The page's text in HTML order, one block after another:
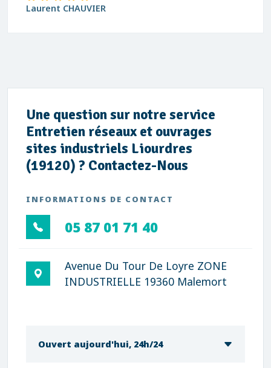
david Blanchard
Une question sur notre service
Entretien réseaux et ouvrages
sites industriels Liourdres
(19120) ? Contactez-Nous
INFORMATIONS DE CONTACT
05 87 01 71 40
Avenue Du Tour De Loyre ZONE
INDUSTRIELLE 19360 Malemort
Ouvert aujourd'hui, 24h/24